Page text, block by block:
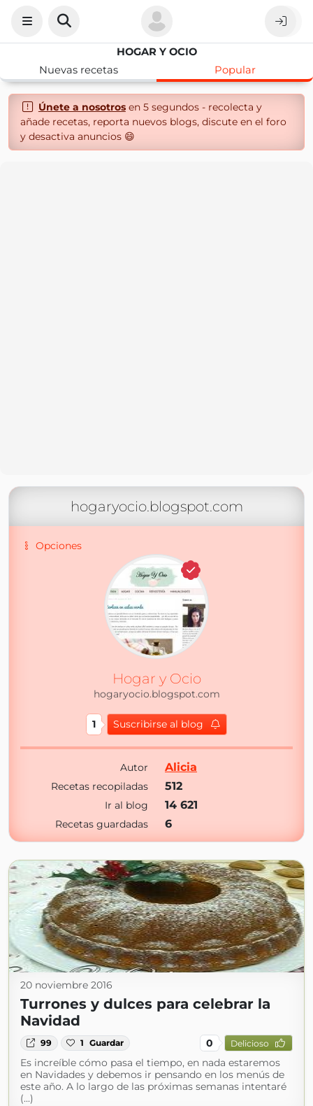
HOGAR Y OCIO
Nuevas recetas
Popular
Únete a nosotrosen 5 segundos - recolecta y
añade recetas, reporta nuevos blogs, discute en el foro
y desactiva anuncios 😄
hogaryocio.blogspot.com
Opciones
Hogar y Ocio
hogaryocio.blogspot.com
1 Suscribirse al blog
Autor Alicia
Recetas recopiladas 512
Ir al blog 14 621
Recetas guardadas 6
20 noviembre 2016
Turrones y dulces para celebrar la
Navidad
99 1 Guardar 0 Delicioso
Es increíble cómo pasa el tiempo, en nada estaremos
en Navidades y debemos ir pensando en los menús de
este año. A lo largo de las próximas semanas intentaré
(...)